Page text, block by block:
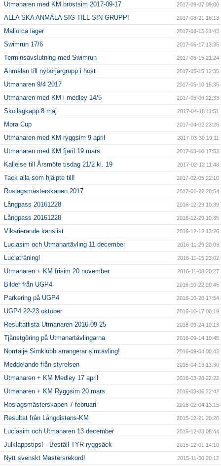
Utmanaren med KM bröstsim 2017-09-17 2017-09-07 09:00
ALLA SKA ANMÄLA SIG TILL SIN GRUPP! 2017-08-21 18:13
Mallorca läger 2017-08-15 21:43
Swimrun 17/6 2017-06-17 13:35
Terminsavslutning med Swimrun 2017-06-15 21:24
Anmälan till nybörjargrupp i höst 2017-05-15 12:35
Utmanaren 9/4 2017 2017-05-10 15:35
Utmanaren med KM i medley 14/5 2017-05-06 22:33
Skollagkapp 8 maj 2017-04-18 11:51
Mora Cup 2017-04-02 23:26
Utmanaren med KM ryggsim 9 april 2017-03-30 19:11
Utmanaren med KM fjäril 19 mars 2017-03-10 17:53
Kallelse till Årsmöte tisdag 21/2 kl. 19 2017-02-12 11:48
Tack alla som hjälpte till! 2017-02-05 22:10
Roslagsmästerskapen 2017 2017-01-22 20:54
Långpass 20161228 2016-12-29 10:39
Långpass 20161228 2016-12-29 10:35
Vikarierande kanslist 2016-12-12 13:26
Luciasim och Utmanartävling 11 december 2016-11-29 20:03
Luciaträning! 2016-11-15 23:02
Utmanaren + KM frisim 20 november 2016-11-08 20:27
Bilder från UGP4 2016-10-22 20:45
Parkering på UGP4 2016-10-20 17:54
UGP4 22-23 oktober 2016-10-17 00:19
Resultatlista Utmanaren 2016-09-25 2016-09-24 10:13
Tjänstgöring på Utmanartävlingarna 2016-09-14 10:45
Norrtälje Simklubb arrangerar simtävling! 2016-09-04 00:43
Meddelande från styrelsen 2016-04-13 13:30
Utmanaren + KM Medley 17 april 2016-03-28 22:22
Utmanaren + KM Ryggsim 20 mars 2016-03-06 22:42
Roslagsmästerskapen 7 februari 2016-02-04 13:15
Resultat från Långdistans-KM 2015-12-21 20:26
Luciasim och Utmanaren 13 december 2015-12-03 08:44
Julklappstips! - Beställ TYR ryggsäck 2015-12-01 14:10
Nytt svenskt Mastersrekord! 2015-11-30 20:12